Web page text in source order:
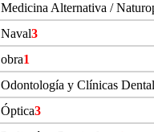
Medicina Alternativa /
Naval3
obra1
Odontología y Clínicas
Óptica3